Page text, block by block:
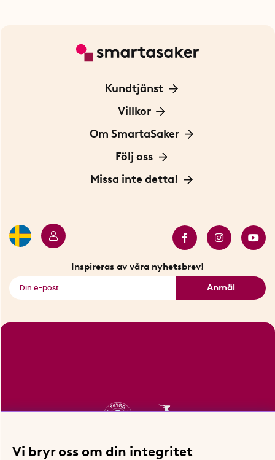
Kundtjänst
Kontakta oss
För Företag
Villkor
Frakt och leverans
Personuppgiftspolicy
Om SmartaSaker
Om oss
Vår historia
Följ oss
Blogg: Smarta tips
Missa inte detta!
Inspireras av våra nyhetsbrev!
Anmäl
Vi bryr oss om din integritet